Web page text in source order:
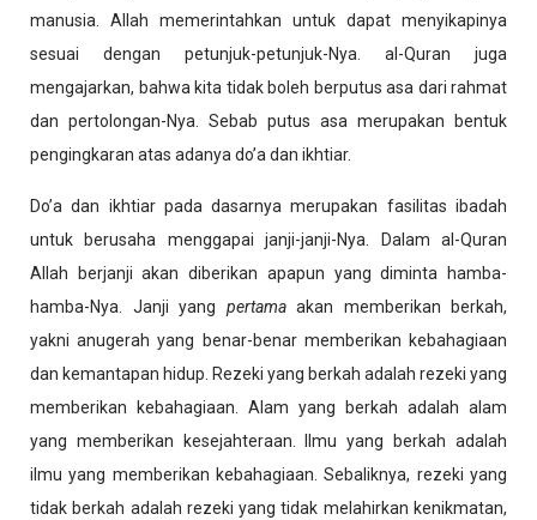
manusia. Allah memerintahkan untuk dapat menyikapinya
sesuai dengan petunjuk-petunjuk-Nya. al-Quran juga
mengajarkan, bahwa kita tidak boleh berputus asa dari rahmat
dan pertolongan-Nya. Sebab putus asa merupakan bentuk
pengingkaran atas adanya do’a dan ikhtiar.
Do’a dan ikhtiar pada dasarnya merupakan fasilitas ibadah
untuk berusaha menggapai janji-janji-Nya. Dalam al-Quran
Allah berjanji akan diberikan apapun yang diminta hamba-
hamba-Nya. Janji yang pertamaakan memberikan berkah,
yakni anugerah yang benar-benar memberikan kebahagiaan
dan kemantapan hidup. Rezeki yang berkah adalah rezeki yang
memberikan kebahagiaan. Alam yang berkah adalah alam
yang memberikan kesejahteraan. Ilmu yang berkah adalah
ilmu yang memberikan kebahagiaan. Sebaliknya, rezeki yang
tidak berkah adalah rezeki yang tidak melahirkan kenikmatan,